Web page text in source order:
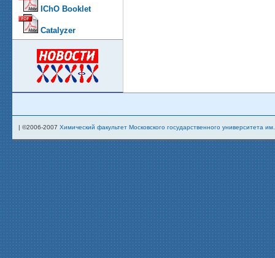
IChO Booklet
Catalyzer
| ©2006-2007 Химический факультет Московского государственного университета